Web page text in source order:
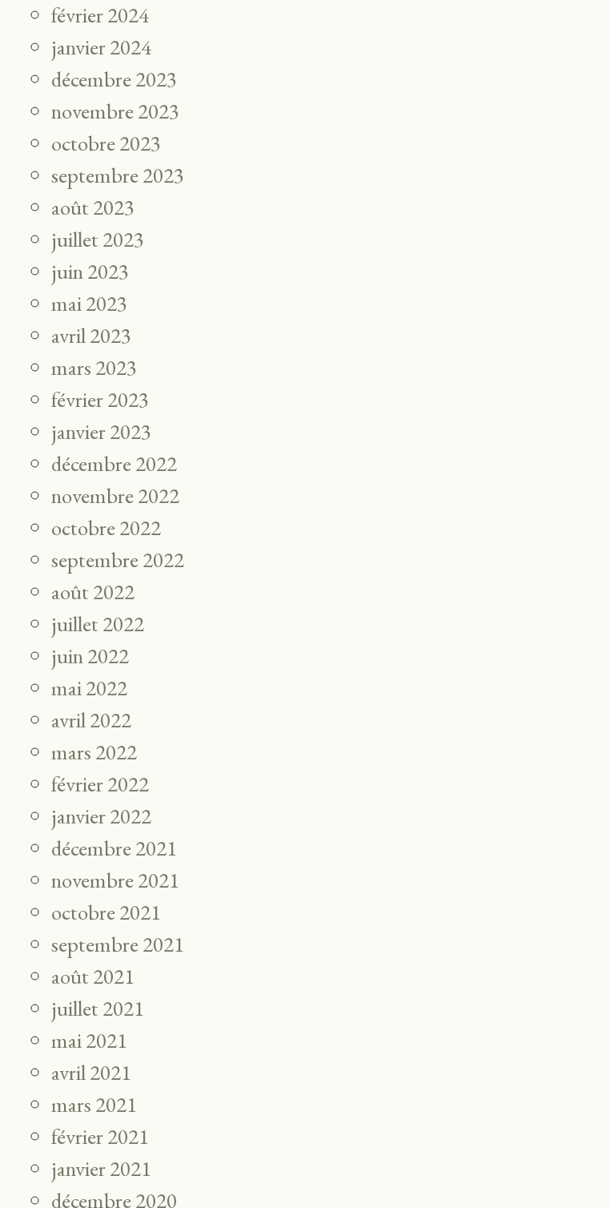
février 2024
janvier 2024
décembre 2023
novembre 2023
octobre 2023
septembre 2023
août 2023
juillet 2023
juin 2023
mai 2023
avril 2023
mars 2023
février 2023
janvier 2023
décembre 2022
novembre 2022
octobre 2022
septembre 2022
août 2022
juillet 2022
juin 2022
mai 2022
avril 2022
mars 2022
février 2022
janvier 2022
décembre 2021
novembre 2021
octobre 2021
septembre 2021
août 2021
juillet 2021
mai 2021
avril 2021
mars 2021
février 2021
janvier 2021
décembre 2020